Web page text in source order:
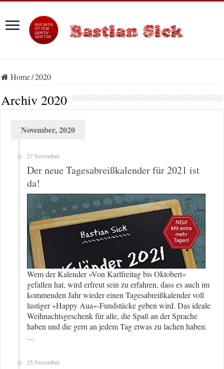
Home/2020
Archiv2020
November, 2020
27 November
Der neue Tagesabreißkalender für 2021 ist
da!
Wem der Kalender »Von Karlfreitag bis Oktobert«
gefallen hat, wird erfreut sein zu erfahren, dass es auch im
kommenden Jahr wieder einen Tagesabreißkalender voll
lustiger »Happy Aua«-Fundstücke geben wird. Das ideale
Weihnachtsgeschenk für alle, die Spaß an der Sprache
haben und die gern an jedem Tag etwas zu lachen haben.
…
25 November